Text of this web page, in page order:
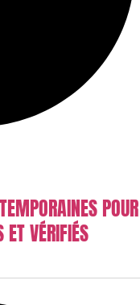
POUR
VÉRIFIÉS